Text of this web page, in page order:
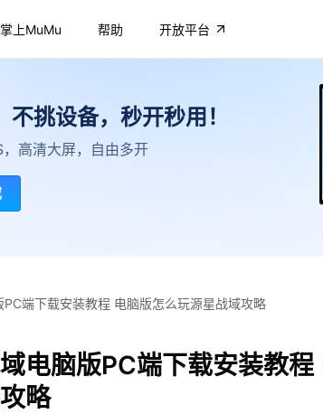
掌上MuMu 帮助 开放平台
挑设备，秒开秒用！
高清大屏，自由多开
PC端下载安装教程 电脑版怎么玩源星战域攻略
电脑版PC端下载安装教
略